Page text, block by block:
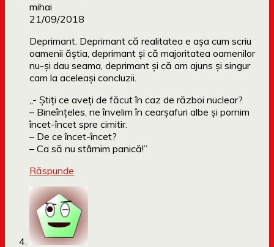
mihai
21/09/2018
Deprimant. Deprimant că realitatea e așa cum scriu
oamenii ăștia, deprimant și că majoritatea oamenilor
nu-și dau seama, deprimant și că am ajuns și singur
cam la aceleași concluzii.
„- Știți ce aveți de făcut în caz de război nuclear?
– Bineînțeles, ne învelim în cearșafuri albe și pornim
încet-încet spre cimitir.
– De ce încet-încet?
– Ca să nu stârnim panică!”
Răspunde